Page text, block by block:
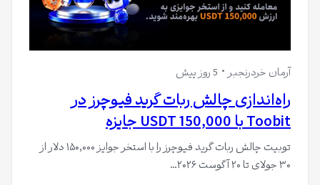
آرمان خردرنجبر 5 روز پیش
راه‌اندازی چالش ربات گرید فیوچرز در
Toobit با 150,000 USDT جایزه
توبیت چالش ربات گرید فیوچرز را با استخر جوایز ۱۵۰,۰۰۰ دلار از
۳۰ جولای تا ۲۰ آگوست ۲۰۲۶…